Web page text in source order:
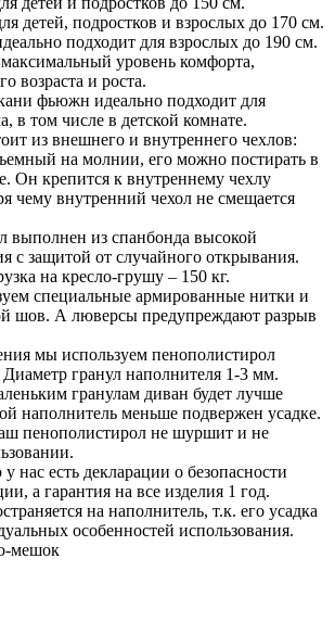
детей, подростков и взрослых до 170 см.
подходит для взрослых до 190 см.
уровень комфорта,
возраста и роста.
фьюжн идеально подходит для
в том числе в детской комнате.
из внешнего и внутреннего чехлов:
на молнии, его можно постирать в
Он крепится к внутреннему чехлу
чему внутренний чехол не смещается
выполнен из спанбонда высокой
с защитой от случайного открывания.
на кресло-грушу – 150 кг.
специальные армированные нитки и
шов. А люверсы предупреждают разрыв
мы используем пенополистирол
Диаметр гранул наполнителя 1-3 мм.
гранулам диван будет лучше
наполнитель меньше подвержен усадке.
пенополистирол не шуршит и не
нас есть декларации о безопасности
а гарантия на все изделия 1 год.
на наполнитель, т.к. его усадка
особенностей использования.
мешок